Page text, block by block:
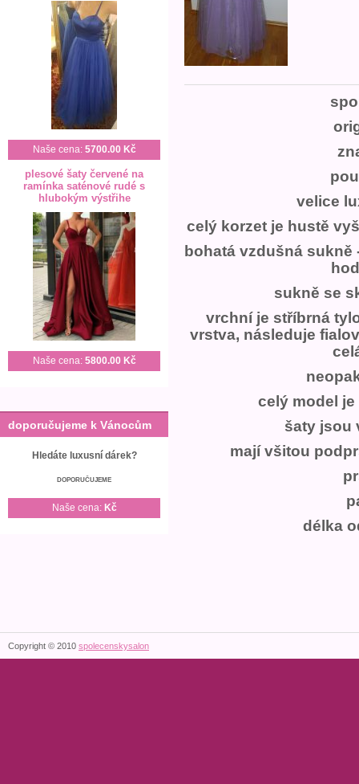
Naše cena: 5700.00 Kč
plesové šaty červené na
ramínka saténové rudé s
hlubokým výstřihe
Naše cena: 5800.00 Kč
doporučujeme k Vánocům
Hledáte luxusní dárek?
DOPORUČUJEME
Naše cena: Kč
velice
celý korzet je hustě
bohatá vzdušná
sukně se
vrchní je stříbrná
vrstva, následuje
celý model
šaty jsou
mají všitou
délka
Copyright © 2010 spolecenskysalon